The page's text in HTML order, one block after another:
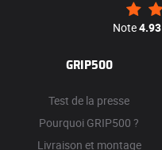
Note4.93
GRIP500
Test de la presse
Pourquoi GRIP500 ?
Livraison et montage